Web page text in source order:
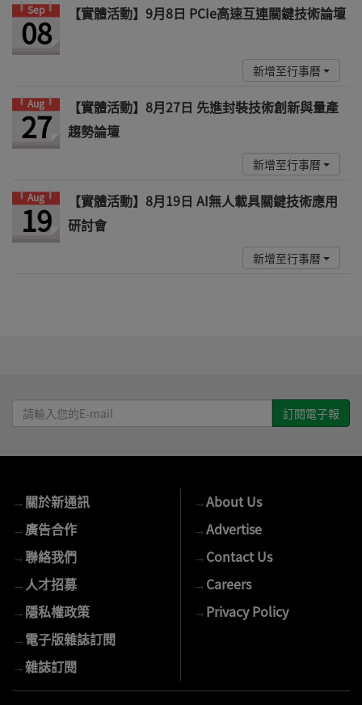
Sep
08 【實體活動】9月8日 PCIe高速互連關鍵技術論壇
新增至行事曆
Aug
27
【實體活動】8月27日 先進封裝技術創新與量產
趨勢論壇
新增至行事曆
Aug
19
【實體活動】8月19日 AI無人載具關鍵技術應用
研討會
新增至行事曆
請
輸
E-
mail
→關於新通訊
→廣告合作
→聯絡我們
→ 人才招募
→隱私權政策
→電子版雜誌訂閱
→雜誌訂閱
→About Us
→Advertise
→Contact Us
→Careers
→Privacy Policy